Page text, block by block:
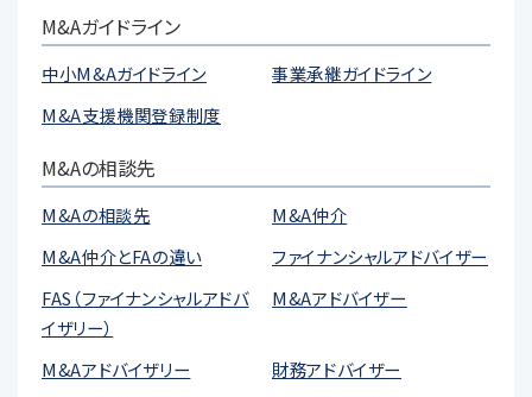
M&Aガイドライン
中小M&Aガイドライン
事業承継ガイドライン
M&A支援機関登録制度
M&Aの相談先
M&Aの相談先
M&A仲介
M&A仲介とFAの違い
ファイナンシャルアドバイザー
FAS（ファイナンシャルアドバ
イザリー）
M&Aアドバイザー
M&Aアドバイザリー
財務アドバイザー